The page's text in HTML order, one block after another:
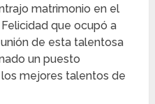
matrimonio en el
que ocupó a
de esta talentosa
un puesto
mejores talentos de